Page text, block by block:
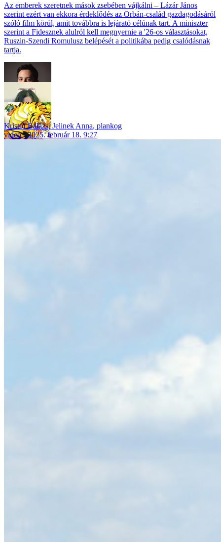
Az emberek szeretnek mások zsebében vájkálni – Lázár János
szerint ezért van ekkora érdeklődés az Orbán-család gazdagodásáról
szóló film körül, amit továbbra is lejárató célúnak tart. A miniszter
szerint a Fidesznek alulról kell megnyernie a '26-os választásokat,
Ruszin-Szendi Romulusz belépését a politikába pedig csalódásnak
tartja.
Kristóf Balázs,Jelinek Anna, plankog
video
2025. február 18. 9:27